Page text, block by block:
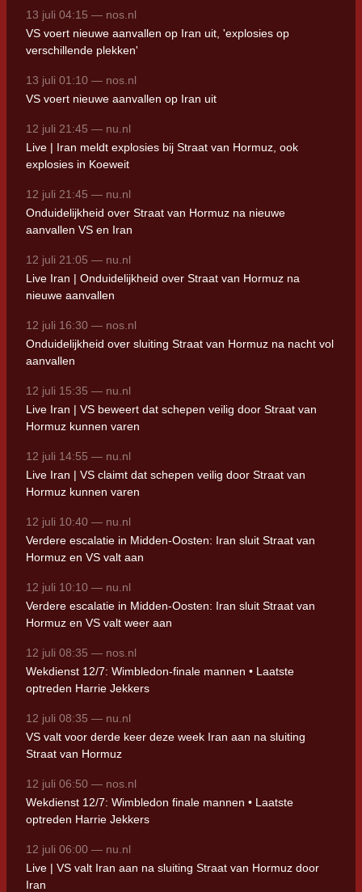
13 juli 04:15 — nos.nl
VS voert nieuwe aanvallen op Iran uit, 'explosies op
verschillende plekken'
13 juli 01:10 — nos.nl
VS voert nieuwe aanvallen op Iran uit
12 juli 21:45 — nu.nl
Live | Iran meldt explosies bij Straat van Hormuz, ook
explosies in Koeweit
12 juli 21:45 — nu.nl
Onduidelijkheid over Straat van Hormuz na nieuwe
aanvallen VS en Iran
12 juli 21:05 — nu.nl
Live Iran | Onduidelijkheid over Straat van Hormuz na
nieuwe aanvallen
12 juli 16:30 — nos.nl
Onduidelijkheid over sluiting Straat van Hormuz na nacht vol
aanvallen
12 juli 15:35 — nu.nl
Live Iran | VS beweert dat schepen veilig door Straat van
Hormuz kunnen varen
12 juli 14:55 — nu.nl
Live Iran | VS claimt dat schepen veilig door Straat van
Hormuz kunnen varen
12 juli 10:40 — nu.nl
Verdere escalatie in Midden-Oosten: Iran sluit Straat van
Hormuz en VS valt aan
12 juli 10:10 — nu.nl
Verdere escalatie in Midden-Oosten: Iran sluit Straat van
Hormuz en VS valt weer aan
12 juli 08:35 — nos.nl
Wekdienst 12/7: Wimbledon-finale mannen • Laatste
optreden Harrie Jekkers
12 juli 08:35 — nu.nl
VS valt voor derde keer deze week Iran aan na sluiting
Straat van Hormuz
12 juli 06:50 — nos.nl
Wekdienst 12/7: Wimbledon finale mannen • Laatste
optreden Harrie Jekkers
12 juli 06:00 — nu.nl
Live | VS valt Iran aan na sluiting Straat van Hormuz door
Iran